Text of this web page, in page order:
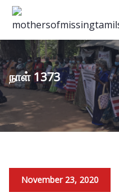
நாள் 1373
November 23, 2020